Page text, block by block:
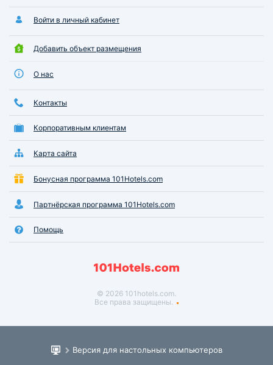
Войти в личный кабинет
Добавить объект размещения
О нас
Контакты
Корпоративным клиентам
Карта сайта
Бонусная программа 101Hotels.com
Партнёрская программа 101Hotels.com
Помощь
© 2026 101hotels.com.
Все права защищены.
Версия для настольных компьютеров